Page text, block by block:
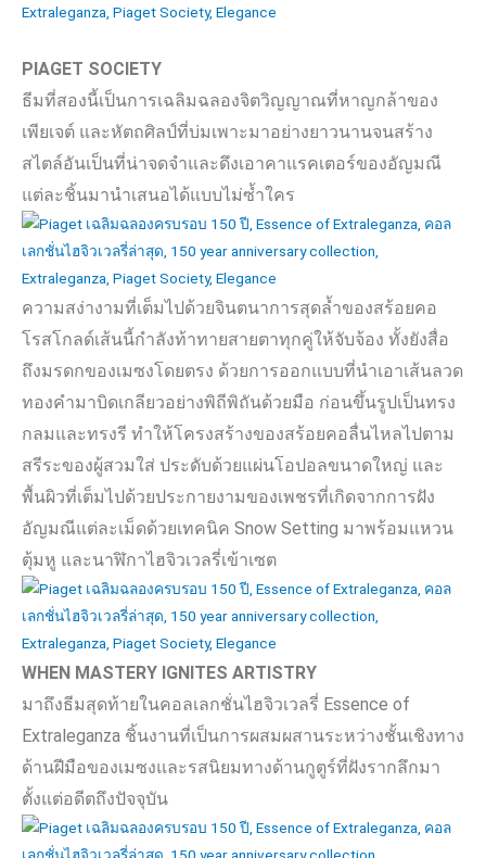
PIAGET SOCIETY
ธีมที่สองนี้เป็นการเฉลิมฉลองจิตวิญญาณที่หาญกล้าของ
เพียเจต์ และหัตถศิลป์ที่บ่มเพาะมาอย่างยาวนานจนสร้าง
สไตล์อันเป็นที่น่าจดจำและดึงเอาคาแรคเตอร์ของอัญมณี
แต่ละชิ้นมานำเสนอได้แบบไม่ซ้ำใคร
ความสง่างามที่เต็มไปด้วยจินตนาการสุดล้ำของสร้อยคอ
โรสโกลด์เส้นนี้กำลังท้าทายสายตาทุกคู่ให้จับจ้อง ทั้งยังสื่อ
ถึงมรดกของเมซงโดยตรง ด้วยการออกแบบที่นำเอาเส้นลวด
ทองคำมาบิดเกลียวอย่างพิถีพิถันด้วยมือ ก่อนขึ้นรูปเป็นทรง
กลมและทรงรี ทำให้โครงสร้างของสร้อยคอลื่นไหลไปตาม
สรีระของผู้สวมใส่ ประดับด้วยแผ่นโอปอลขนาดใหญ่ และ
พื้นผิวที่เต็มไปด้วยประกายงามของเพชรที่เกิดจากการฝัง
อัญมณีแต่ละเม็ดด้วยเทคนิค Snow Setting มาพร้อมแหวน
ตุ้มหู และนาฬิกาไฮจิวเวลรี่เข้าเซต
WHEN MASTERY IGNITES ARTISTRY
มาถึงธีมสุดท้ายในคอลเลกชั่นไฮจิวเวลรี่ Essence of
Extraleganza ชิ้นงานที่เป็นการผสมผสานระหว่างชั้นเชิงทาง
ด้านฝีมือของเมซงและรสนิยมทางด้านกูตูร์ที่ฝังรากลึกมา
ตั้งแต่อดีตถึงปัจจุบัน